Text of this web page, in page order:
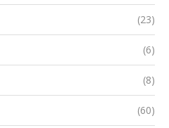
(23)
(6)
(8)
(60)